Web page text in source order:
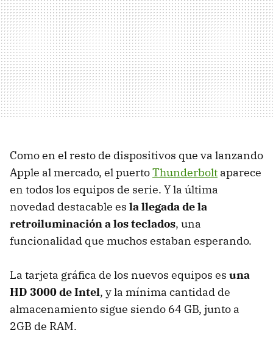
Como en el resto de dispositivos que va lanzando
Apple al mercado, el puertoThunderbolt aparece
en todos los equipos de serie. Y la última
novedad destacable es la llegada de la
retroiluminación a los teclados, una
funcionalidad que muchos estaban esperando.
La tarjeta gráfica de los nuevos equipos es una
HD 3000 de Intel, y la mínima cantidad de
almacenamiento sigue siendo 64 GB, junto a
2GB de RAM.